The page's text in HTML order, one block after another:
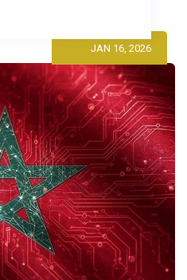
JAN 16, 2026